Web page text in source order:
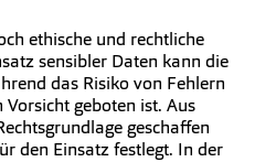
ethische und rechtliche
sensibler Daten kann die
das Risiko von Fehlern
geboten ist. Aus
geschaffen
den Einsatz festlegt. In der